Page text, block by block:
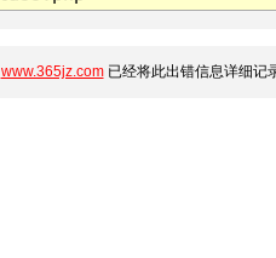
www.365jz.com已经将此出错信息详细记